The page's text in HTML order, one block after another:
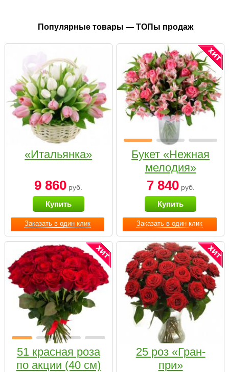
Популярные товары — ТОПы продаж
Заказать в один клик
«Итальянка»
9 860 руб.
Купить
Заказать в один клик
Букет «Нежная
мелодия»
7 840руб.
Купить
51 красная роза
по акции (40 см)
25 роз «Гран-
при»